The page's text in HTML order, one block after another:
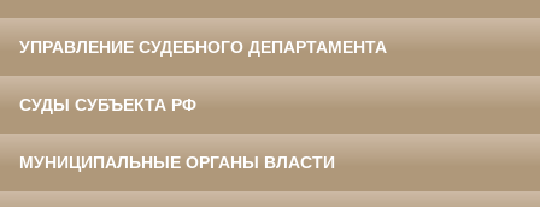
УПРАВЛЕНИЕ СУДЕБНОГО ДЕПАРТАМЕНТА
СУДЫ СУБЪЕКТА РФ
МУНИЦИПАЛЬНЫЕ ОРГАНЫ ВЛАСТИ